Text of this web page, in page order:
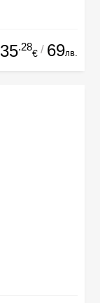
35.28
€ / 69лв.